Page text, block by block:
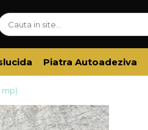
Piatra Autoadeziva
mp)